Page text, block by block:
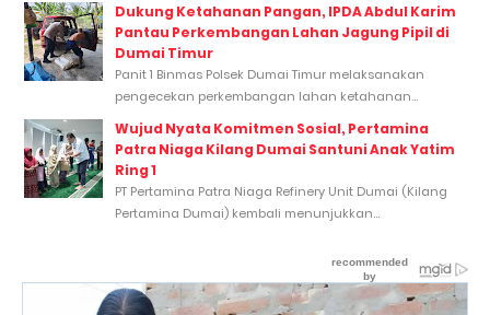
Dukung Ketahanan Pangan, IPDA Abdul Karim
Pantau Perkembangan Lahan Jagung Pipil di
Dumai Timur
Panit 1 Binmas Polsek Dumai Timur melaksanakan
pengecekan perkembangan lahan ketahanan...
Wujud Nyata Komitmen Sosial, Pertamina
Patra Niaga Kilang Dumai Santuni Anak Yatim
Ring 1
PT Pertamina Patra Niaga Refinery Unit Dumai (Kilang
Pertamina Dumai) kembali menunjukkan...